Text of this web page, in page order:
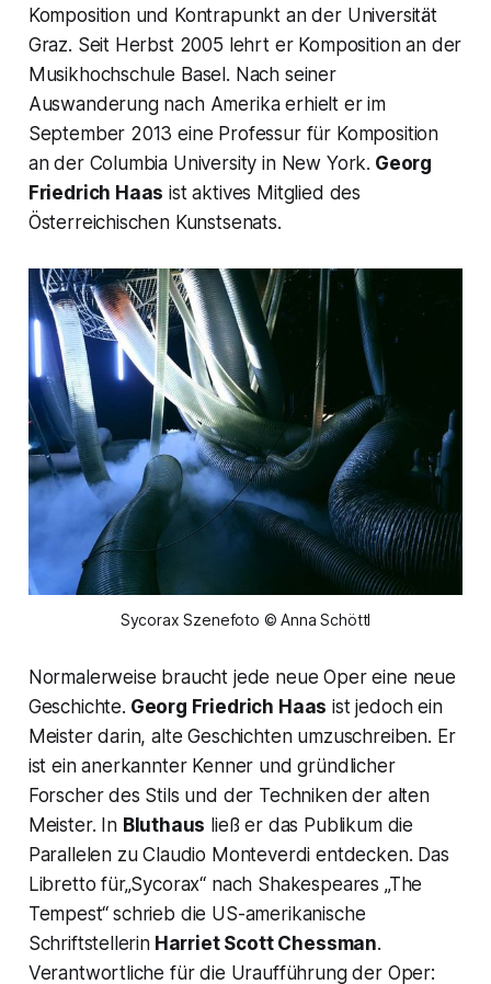
Komposition und Kontrapunkt an der Universität
Graz. Seit Herbst 2005 lehrt er Komposition an der
Musikhochschule Basel. Nach seiner
Auswanderung nach Amerika erhielt er im
September 2013 eine Professur für Komposition
an der Columbia University in New York. Georg
Friedrich Haas ist aktives Mitglied des
Österreichischen Kunstsenats.
Sycorax Szenefoto © Anna Schöttl
Normalerweise braucht jede neue Oper eine neue
Geschichte. Georg Friedrich Haas ist jedoch ein
Meister darin, alte Geschichten umzuschreiben. Er
ist ein anerkannter Kenner und gründlicher
Forscher des Stils und der Techniken der alten
Meister. In Bluthaus ließ er das Publikum die
Parallelen zu Claudio Monteverdi entdecken. Das
Libretto für„Sycorax“ nach Shakespeares „The
Tempest“ schrieb die US-amerikanische
SchriftstellerinHarriet Scott Chessman.
Verantwortliche für die Uraufführung der Oper: